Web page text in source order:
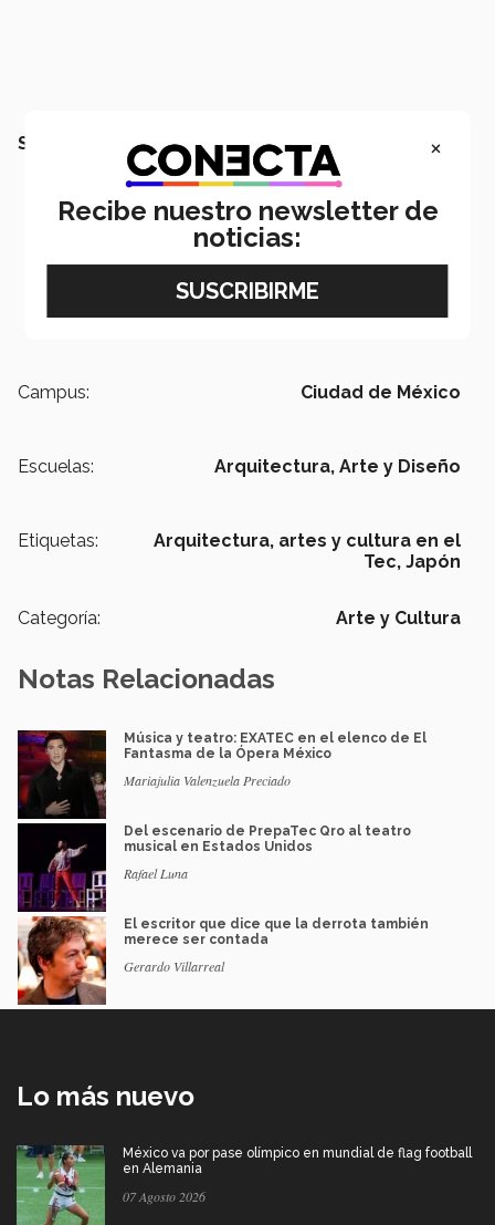
SEGURO QUERRÁS LEER:
Campus: Ciudad de México
Escuelas: Arquitectura, Arte y Diseño
Etiquetas: Arquitectura, artes y cultura en el
Tec, Japón
Categoría: Arte y Cultura
Notas Relacionadas
Música y teatro: EXATEC en el elenco de El
Fantasma de la Ópera México
Mariajulia Valenzuela Preciado
Del escenario de PrepaTec Qro al teatro
musical en Estados Unidos
Rafael Luna
El escritor que dice que la derrota también
merece ser contada
Gerardo Villarreal
Lo más nuevo
México va por pase olímpico en mundial de flag football
en Alemania
07 Agosto 2026
×
Recibe nuestro newsletter de
noticias: